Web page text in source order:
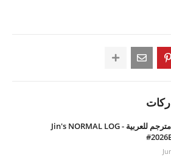
فلوق جين مترجم للعربية - Jin's NORMAL LOG